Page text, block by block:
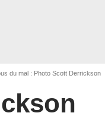
du mal : Photo Scott Derrickson